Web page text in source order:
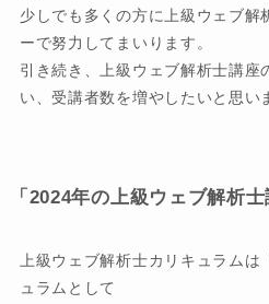
少しでも多くの方に上級ウェブ解
ーで努力してまいります。
引き続き、上級ウェブ解析士講座
い、受講者数を増やしたいと思い
「2024年の上級ウェブ解析
上級ウェブ解析士カリキュラム
ュラムとして